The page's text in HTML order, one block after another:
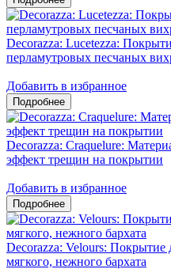
Decorazza: Lucetezza:
перламутровых песчаных
Добавить в избранное
Decorazza: Craquelure:
эффект трещин на покрытии
Добавить в избранное
Decorazza: Velours: Покрытие
мягкого, нежного бархата